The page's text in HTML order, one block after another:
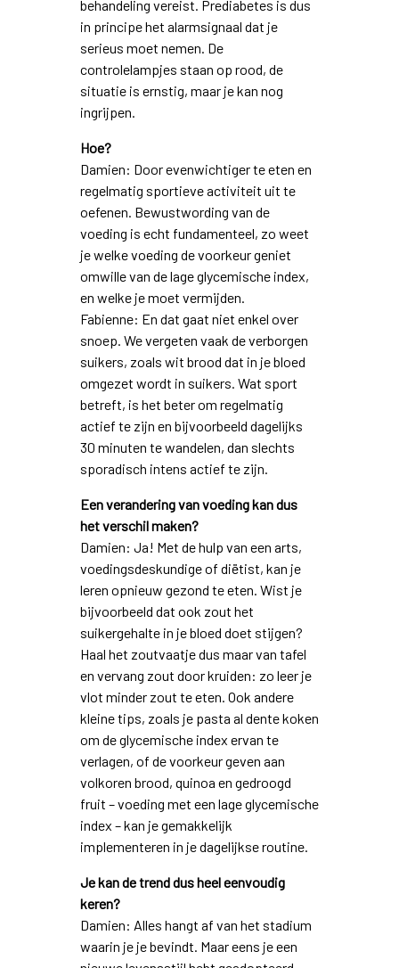
behandeling vereist. Prediabetes is dus
in principe het alarmsignaal dat je
serieus moet nemen. De
controlelampjes staan op rood, de
situatie is ernstig, maar je kan nog
ingrijpen.
Hoe?
Damien: Door evenwichtiger te eten en
regelmatig sportieve activiteit uit te
oefenen. Bewustwording van de
voeding is echt fundamenteel, zo weet
je welke voeding de voorkeur geniet
omwille van de lage glycemische index,
en welke je moet vermijden.
Fabienne: En dat gaat niet enkel over
snoep. We vergeten vaak de verborgen
suikers, zoals wit brood dat in je bloed
omgezet wordt in suikers. Wat sport
betreft, is het beter om regelmatig
actief te zijn en bijvoorbeeld dagelijks
30 minuten te wandelen, dan slechts
sporadisch intens actief te zijn.
Een verandering van voeding kan dus
het verschil maken?
Damien: Ja! Met de hulp van een arts,
voedingsdeskundige of diëtist, kan je
leren opnieuw gezond te eten. Wist je
bijvoorbeeld dat ook zout het
suikergehalte in je bloed doet stijgen?
Haal het zoutvaatje dus maar van tafel
en vervang zout door kruiden: zo leer je
vlot minder zout te eten. Ook andere
kleine tips, zoals je pasta al dente koken
om de glycemische index ervan te
verlagen, of de voorkeur geven aan
volkoren brood, quinoa en gedroogd
fruit – voeding met een lage glycemische
index – kan je gemakkelijk
implementeren in je dagelijkse routine.
Je kan de trend dus heel eenvoudig
keren?
Damien: Alles hangt af van het stadium
waarin je je bevindt. Maar eens je een